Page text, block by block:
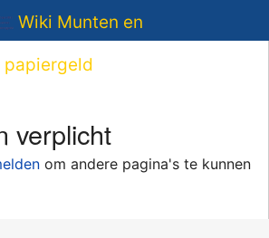
Wiki Munten en
papiergeld
verplicht
om andere pagina's te kunnen